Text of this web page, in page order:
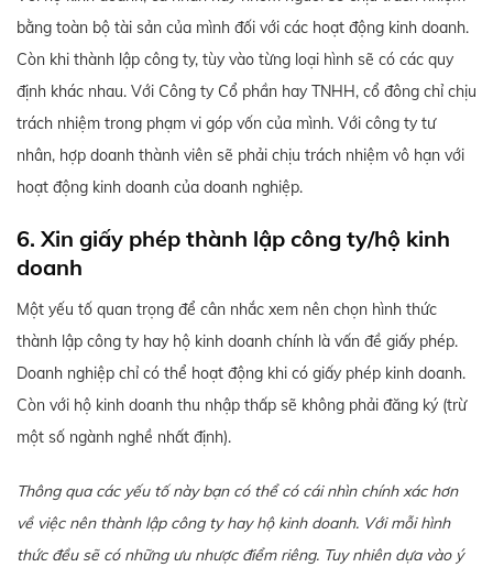
bằng toàn bộ tài sản của mình đối với các hoạt động kinh doanh.
Còn khi thành lập công ty, tùy vào từng loại hình sẽ có các quy
định khác nhau. Với Công ty Cổ phần hay TNHH, cổ đông chỉ chịu
trách nhiệm trong phạm vi góp vốn của mình. Với công ty tư
nhân, hợp doanh thành viên sẽ phải chịu trách nhiệm vô hạn với
hoạt động kinh doanh của doanh nghiệp.
6. Xin giấy phép thành lập công ty/hộ kinh
doanh
Một yếu tố quan trọng để cân nhắc xem nên chọn hình thức
thành lập công ty hay hộ kinh doanh chính là vấn đề giấy phép.
Doanh nghiệp chỉ có thể hoạt động khi có giấy phép kinh doanh.
Còn với hộ kinh doanh thu nhập thấp sẽ không phải đăng ký (trừ
một số ngành nghề nhất định).
Thông qua các yếu tố này bạn có thể có cái nhìn chính xác hơn
về việc nên thành lập công ty hay hộ kinh doanh. Với mỗi hình
thức đều sẽ có những ưu nhược điểm riêng. Tuy nhiên dựa vào ý